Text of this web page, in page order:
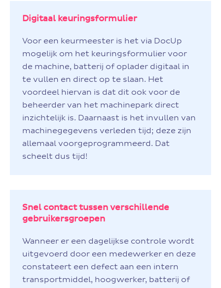
Digitaal keuringsformulier
Voor een keurmeester is het via DocUp
mogelijk om het keuringsformulier voor
de machine, batterij of oplader digitaal in
te vullen en direct op te slaan. Het
voordeel hiervan is dat dit ook voor de
beheerder van het machinepark direct
inzichtelijk is. Daarnaast is het invullen van
machinegegevens verleden tijd; deze zijn
allemaal voorgeprogrammeerd. Dat
scheelt dus tijd!
Snel contact tussen verschillende
gebruikersgroepen
Wanneer er een dagelijkse controle wordt
uitgevoerd door een medewerker en deze
constateert een defect aan een intern
transportmiddel, hoogwerker, batterij of